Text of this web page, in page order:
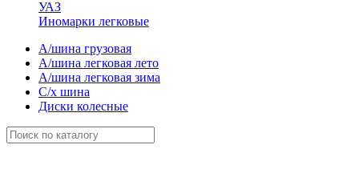
УАЗ
Иномарки легковые
А/шина грузовая
А/шина легковая лето
А/шина легковая зима
С/х шина
Диски колесные